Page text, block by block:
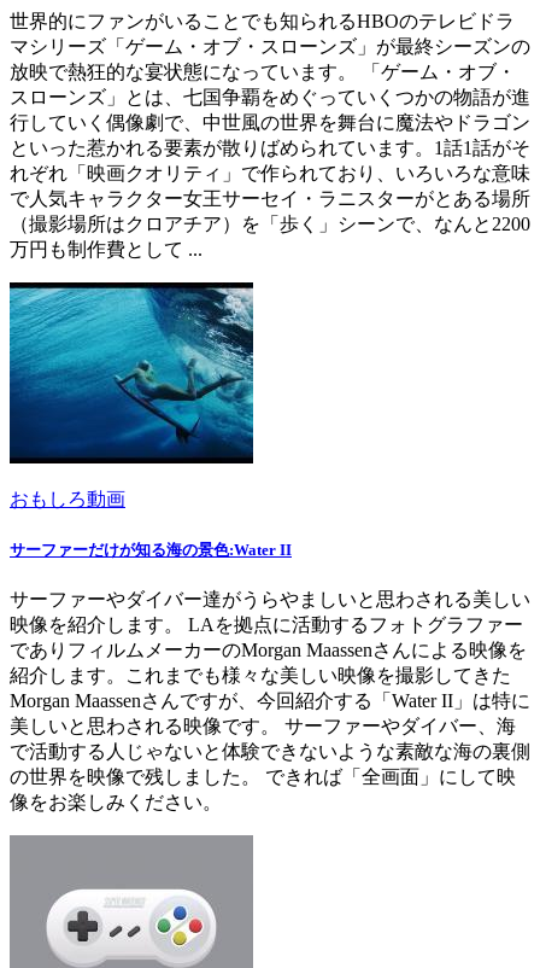
世界的にファンがいることでも知られるHBOのテレビドラ
マシリーズ「ゲーム・オブ・スローンズ」が最終シーズンの
放映で熱狂的な宴状態になっています。 「ゲーム・オブ・
スローンズ」とは、七国争覇をめぐっていくつかの物語が進
行していく偶像劇で、中世風の世界を舞台に魔法やドラゴン
といった惹かれる要素が散りばめられています。1話1話がそ
れぞれ「映画クオリティ」で作られており、いろいろな意味
で人気キャラクター女王サーセイ・ラニスターがとある場所
（撮影場所はクロアチア）を「歩く」シーンで、なんと2200
万円も制作費として ...
おもしろ動画
サーファーだけが知る海の景色:Water II
サーファーやダイバー達がうらやましいと思わされる美しい
映像を紹介します。 LAを拠点に活動するフォトグラファー
でありフィルムメーカーのMorgan Maassenさんによる映像を
紹介します。これまでも様々な美しい映像を撮影してきた
Morgan Maassenさんですが、今回紹介する「Water II」は特に
美しいと思わされる映像です。 サーファーやダイバー、海
で活動する人じゃないと体験できないような素敵な海の裏側
の世界を映像で残しました。 できれば「全画面」にして映
像をお楽しみください。